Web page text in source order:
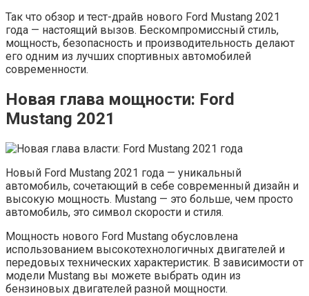
Так что обзор и тест-драйв нового Ford Mustang 2021
года — настоящий вызов. Бескомпромиссный стиль,
мощность, безопасность и производительность делают
его одним из лучших спортивных автомобилей
современности.
Новая глава мощности: Ford
Mustang 2021
Новый Ford Mustang 2021 года — уникальный
автомобиль, сочетающий в себе современный дизайн и
высокую мощность. Mustang — это больше, чем просто
автомобиль, это символ скорости и стиля.
Мощность нового Ford Mustang обусловлена ​​
использованием высокотехнологичных двигателей и
передовых технических характеристик. В зависимости от
модели Mustang вы можете выбрать один из
бензиновых двигателей разной мощности.